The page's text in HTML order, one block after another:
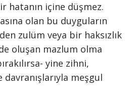
hatanın içine düşmez.
olan bu duyguların
zulüm veya bir haksızlık
oluşan mazlum olma
yine zihni,
davranışlarıyla meşgul